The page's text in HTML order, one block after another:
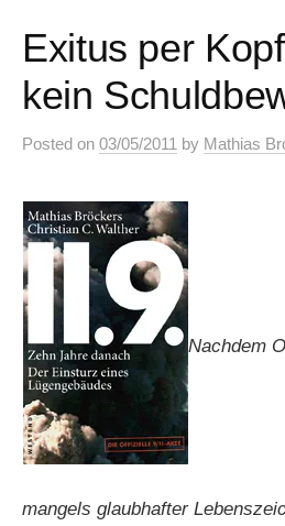
Exitus per
kein
Posted on 03/05/2011 by Mathias
Nachdem
mangels glaubhafter